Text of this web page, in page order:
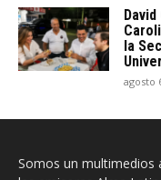
la
agosto
Somos un multimedios